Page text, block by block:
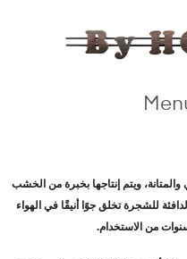
ويتم إنتاجها بخبرة من الخشب
للشجرة تخلق جوًا أنيقًا في الهواء
من الاستخدام.